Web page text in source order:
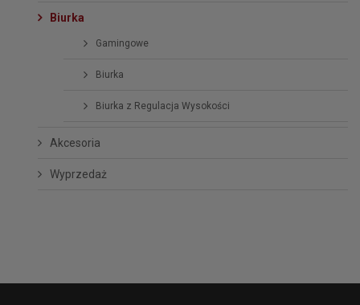
Biurka
Gamingowe
Biurka
Biurka z Regulacja Wysokości
Akcesoria
Wyprzedaż